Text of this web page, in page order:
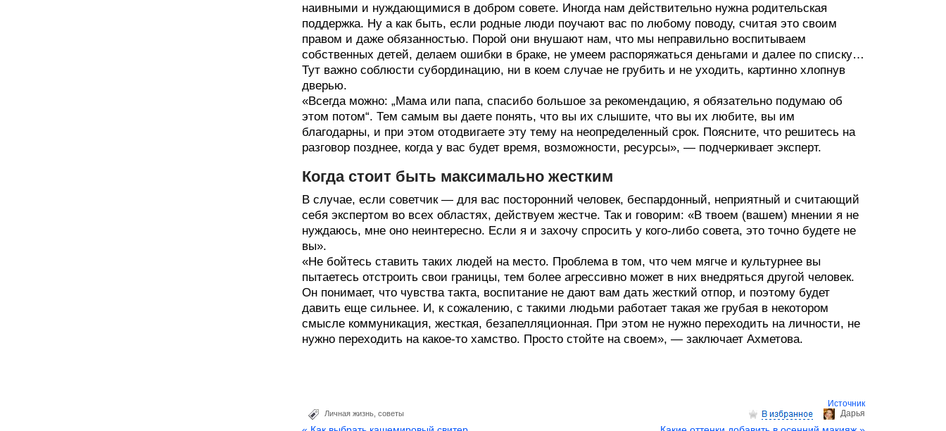
наивными и нуждающимися в добром совете. Иногда нам действительно нужна родительская
поддержка. Ну а как быть, если родные люди поучают вас по любому поводу, считая это своим
правом и даже обязанностью. Порой они внушают нам, что мы неправильно воспитываем
собственных детей, делаем ошибки в браке, не умеем распоряжаться деньгами и далее по списку…
Тут важно соблюсти субординацию, ни в коем случае не грубить и не уходить, картинно хлопнув
дверью.
«Всегда можно: „Мама или папа, спасибо большое за рекомендацию, я обязательно подумаю об
этом потом“. Тем самым вы даете понять, что вы их слышите, что вы их любите, вы им
благодарны, и при этом отодвигаете эту тему на неопределенный срок. Поясните, что решитесь на
разговор позднее, когда у вас будет время, возможности, ресурсы», — подчеркивает эксперт.
Когда стоит быть максимально жестким
В случае, если советчик — для вас посторонний человек, беспардонный, неприятный и считающий
себя экспертом во всех областях, действуем жестче. Так и говорим: «В твоем (вашем) мнении я не
нуждаюсь, мне оно неинтересно. Если я и захочу спросить у кого-либо совета, это точно будете не
вы».
«Не бойтесь ставить таких людей на место. Проблема в том, что чем мягче и культурнее вы
пытаетесь отстроить свои границы, тем более агрессивно может в них внедряться другой человек.
Он понимает, что чувства такта, воспитание не дают вам дать жесткий отпор, и поэтому будет
давить еще сильнее. И, к сожалению, с такими людьми работает такая же грубая в некотором
смысле коммуникация, жесткая, безапелляционная. При этом не нужно переходить на личности, не
нужно переходить на какое-то хамство. Просто стойте на своем», — заключает Ахметова.
Источник
Дарья
Личная жизнь советы